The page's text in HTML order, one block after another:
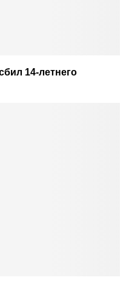
14-летнего